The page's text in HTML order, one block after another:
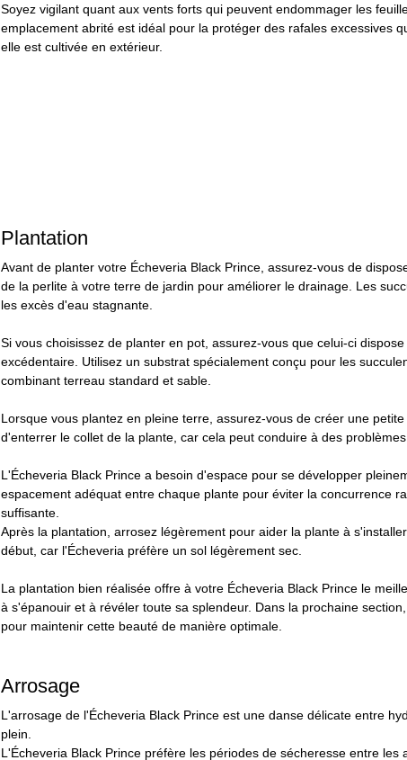
Soyez vigilant quant aux vents forts qui peuvent endommager les
emplacement abrité est idéal pour la protéger des rafales excessives
elle est cultivée en extérieur.
Plantation
Avant de planter votre Écheveria Black Prince, assurez-vous de
de la perlite à votre terre de jardin pour améliorer le drainage. Les
les excès d'eau stagnante.
Si vous choisissez de planter en pot, assurez-vous que celui-ci
excédentaire. Utilisez un substrat spécialement conçu pour les
combinant terreau standard et sable.
Lorsque vous plantez en pleine terre, assurez-vous de créer une
d'enterrer le collet de la plante, car cela peut conduire à des
L'Écheveria Black Prince a besoin d'espace pour se développer
espacement adéquat entre chaque plante pour éviter la concurrence
suffisante.
Après la plantation, arrosez légèrement pour aider la plante à
début, car l'Écheveria préfère un sol légèrement sec.
La plantation bien réalisée offre à votre Écheveria Black Prince le
à s'épanouir et à révéler toute sa splendeur. Dans la prochaine
pour maintenir cette beauté de manière optimale.
Arrosage
L'arrosage de l'Écheveria Black Prince est une danse délicate entre
plein.
L'Écheveria Black Prince préfère les périodes de sécheresse entre les